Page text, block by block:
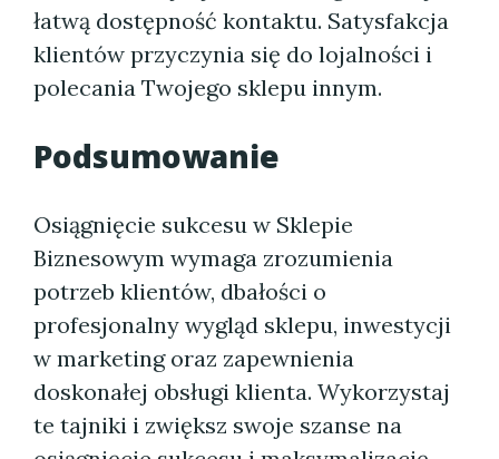
łatwą dostępność kontaktu. Satysfakcja
klientów przyczynia się do lojalności i
polecania Twojego sklepu innym.
Podsumowanie
Osiągnięcie sukcesu w Sklepie
Biznesowym wymaga zrozumienia
potrzeb klientów, dbałości o
profesjonalny wygląd sklepu, inwestycji
w marketing oraz zapewnienia
doskonałej obsługi klienta. Wykorzystaj
te tajniki i zwiększ swoje szanse na